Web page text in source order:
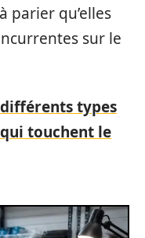
parier qu’elles
sur le
types
touchent le